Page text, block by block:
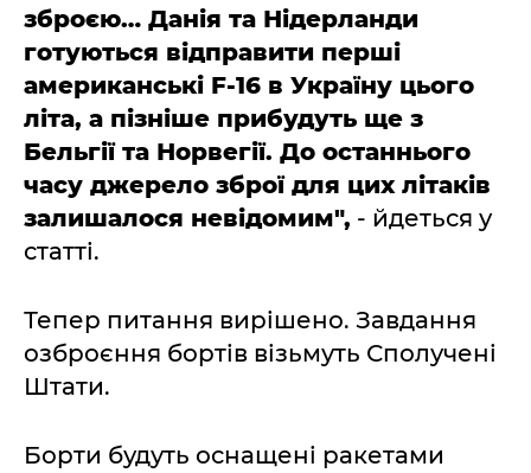
зброєю… Данія та Нідерланди
готуються відправити перші
американські F-16 в Україну цього
літа, а пізніше прибудуть ще з
Бельгії та Норвегії. До останнього
часу джерело зброї для цих літаків
залишалося невідомим", - йдеться у
статті.
Тепер питання вирішено. Завдання
озброєння бортів візьмуть Сполучені
Штати.
Борти будуть оснащені ракетами